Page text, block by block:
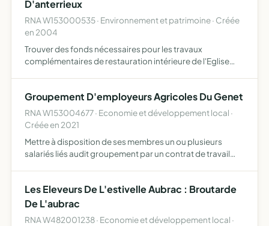
D'anterrieux
RNA W153000535 · Environnement et patrimoine · Créée
en 2004
Trouver des fonds nécessaires pour les travaux
complémentaires de restauration intérieure de l'Eglise
souscription ou …
Groupement D'employeurs Agricoles Du Genet
RNA W153004677 · Economie et développement local ·
Créée en 2021
Mettre à disposition de ses membres un ou plusieurs
salariés liés audit groupement par un contrat de travail
Les Eleveurs De L'estivelle Aubrac : Broutarde
De L'aubrac
RNA W482001238 · Economie et développement local ·